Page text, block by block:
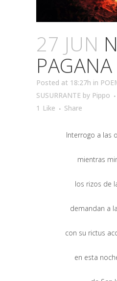
27 JUN
PAGANA
Posted at 18:27h in
SUSURRANTE by Pippo
1 Like Share
Interrogo a las
mientras
los rizos de
demandan a
con su rictus
en esta